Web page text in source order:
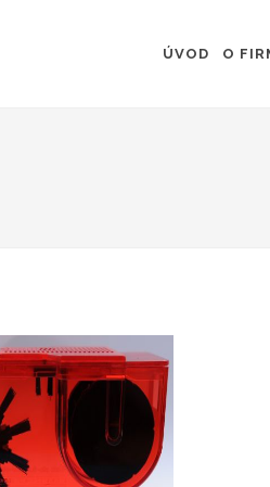
ÚVOD O